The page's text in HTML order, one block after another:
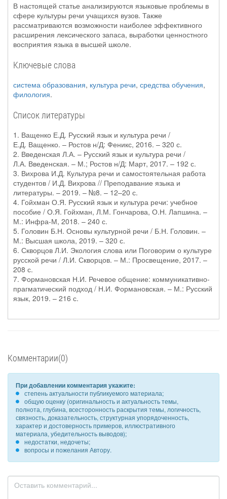
В настоящей статье анализируются языковые проблемы в
сфере культуры речи учащихся вузов. Также
рассматриваются возможности наиболее эффективного
расширения лексического запаса, выработки ценностного
восприятия языка в высшей школе.
Ключевые слова
система образования, культура речи, средства обучения,
филология.
Список литературы
1. Ващенко Е.Д. Русский язык и культура речи /
Е.Д. Ващенко. – Ростов н/Д: Феникс, 2016. – 320 с.
2. Введенская Л.А. – Русский язык и культура речи /
Л.А. Введенская. – М.; Ростов н/Д: Март, 2017. – 192 с.
3. Вихрова И.Д. Культура речи и самостоятельная работа
студентов / И.Д. Вихрова // Преподавание языка и
литературы. – 2019. – №8. – 12–20 с.
4. Гойхман О.Я. Русский язык и культура речи: учебное
пособие / О.Я. Гойхман, Л.М. Гончарова, О.Н. Лапшина. –
М.: Инфра-М, 2018. – 240 с.
5. Головин Б.Н. Основы культурной речи / Б.Н. Головин. –
М.: Высшая школа, 2019. – 320 с.
6. Скворцов Л.И. Экология слова или Поговорим о культуре
русской речи / Л.И. Скворцов. – М.: Просвещение, 2017. –
208 с.
7. Формановская Н.И. Речевое общение: коммуникативно-
прагматический подход / Н.И. Формановская. – М.: Русский
язык, 2019. – 216 с.
Комментарии(0)
При добавлении комментария укажите:
степень актуальности публикуемого материала;
общую оценку (оригинальность и актуальность темы,
полнота, глубина, всесторонность раскрытия темы, логичность,
связность, доказательность, структурная упорядоченность,
характер и достоверность примеров, иллюстративного
материала, убедительность выводов);
недостатки, недочеты;
вопросы и пожелания Автору.